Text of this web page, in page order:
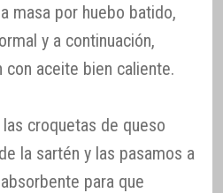
masa por huebo batido,
y a continuación,
aceite bien caliente.
croquetas de queso
la sartén y las pasamos a
para que